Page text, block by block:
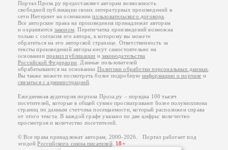
Портал Проза.ру предоставляет авторам возможность
свободной публикации своих литературных произведений в
сети Интернет на основаниипользовательского договора
Все авторские права на произведения принадлежат авторам
и охраняются законом . Перепечатка произведений возможна
только с согласия его автора, к которому вы можете
обратиться на его авторской странице. Ответственность за
тексты произведений авторы несут самостоятельно на
основанииправил публикации изаконодательства
Российской Федерации . Данные пользователей
обрабатываются на основании Политики обработки персональных данных
Вы также можете посмотреть более подробную информацию о портале и
связаться с администрацией
Ежедневная аудитория портала Проза.ру – порядка 100 тысяч
посетителей, которые в общей сумме просматривают более полумиллиона
страниц по данным счетчика посещаемости, который расположен справа
от этого текста. В каждой графе указано по две цифры: количество
просмотров и количество посетителей.
© Все права принадлежат авторам, 2000-2026. Портал работает под
эгидойРоссийского союза писателей. 18+